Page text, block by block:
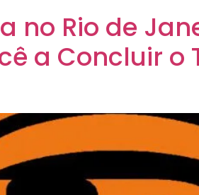
Rio de
a Concluir o